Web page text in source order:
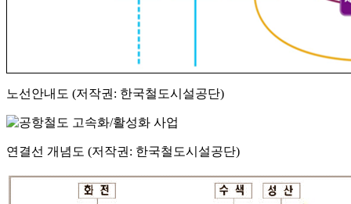
노선안내도 (저작권: 한국철도시설공단)
연결선 개념도 (저작권: 한국철도시설공단)